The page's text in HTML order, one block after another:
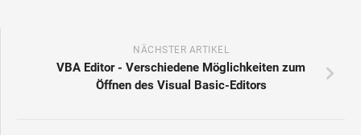
NÄCHSTER ARTIKEL
VBA Editor - Verschiedene Möglichkeiten zum
Öffnen des Visual Basic-Editors